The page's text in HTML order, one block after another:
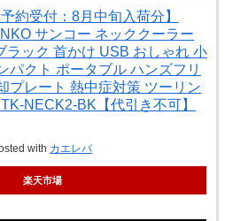
予約受付：8月中旬入荷分】
サンコー ネッククーラー
ラック 首かけ USB おしゃれ 小
パクト ポータブル ハンズフリ
プレート 熱中症対策 ツーリン
NECK2-BK【代引き不可】
with カエレバ
楽天市場